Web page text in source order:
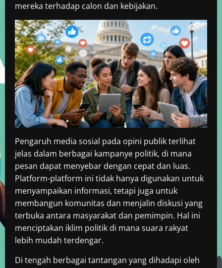
mereka terhadap calon dan kebijakan.
Pengaruh media sosial pada opini publik terlihat
jelas dalam berbagai kampanye politik, di mana
pesan dapat menyebar dengan cepat dan luas.
Platform-platform ini tidak hanya digunakan untuk
menyampaikan informasi, tetapi juga untuk
membangun komunitas dan menjalin diskusi yang
terbuka antara masyarakat dan pemimpin. Hal ini
menciptakan iklim politik di mana suara rakyat
lebih mudah terdengar.
Di tengah berbagai tantangan yang dihadapi oleh